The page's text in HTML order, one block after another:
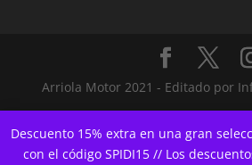
Descuento 15% extra en una gran
con el código SPIDI15 // Los
Arriola Motor 2021 - Editado por